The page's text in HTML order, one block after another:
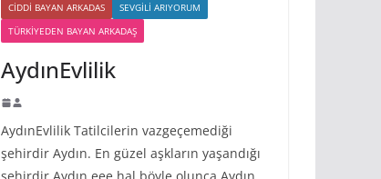
CIDDI BAYAN ARKADAS
SEVGILI ARIYORUM
TÜRKIYEDEN BAYAN ARKADAŞ
AydınEvlilik
AydınEvlilik Tatilcilerin vazgeçemediği
şehirdir Aydın. En güzel aşkların yaşandığı